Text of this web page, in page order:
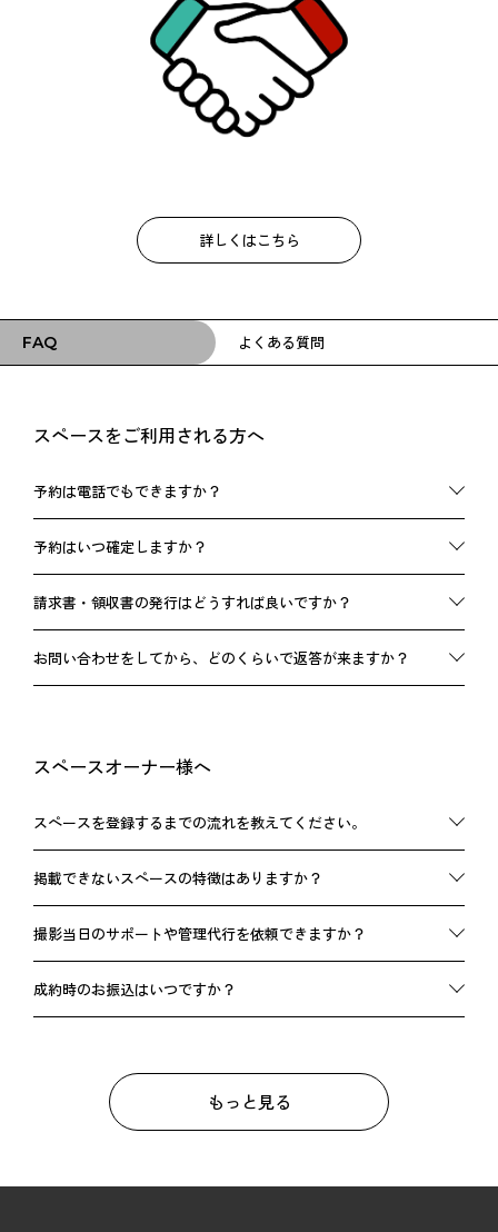
詳しくはこちら
FAQ よくある質問
スペースをご利用される方へ
予約は電話でもできますか？
りご相談ください。
予約はいつ確定しますか？
時点で予約が確定となります。
請求書・領収書の発行はどうすれば良いですか？
らの発行はできません。
お問い合わせをしてから、どのくらいで返答が来ますか？
スペースオーナー様へ
スペースを登録するまでの流れを教えてください。
わせ 」をご利用いただくか、事務局までお電話ください。審
ます。その後、事務局で登録作業を行います。
掲載できないスペースの特徴はありますか？
業営業許可を取得されている施設は掲載可能です）。
撮影当日のサポートや管理代行を依頼できますか？
をご確認ください。
成約時のお振込はいつですか？
もっと見る